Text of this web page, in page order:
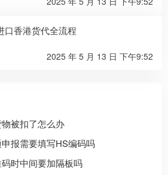
口香港货代全流程
2025 年 5 月 13 日 下午9:52
被扣了怎么办
报需要填写HS编码吗
时中间要加隔板吗